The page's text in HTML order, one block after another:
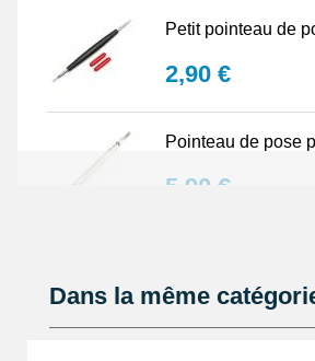
Petit pointeau de
2,90 €
Pointeau de pose
5,90 €
32,90 €
Dans la même